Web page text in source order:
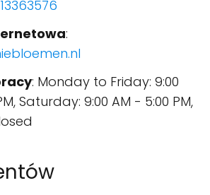
:
: Monday to Friday: 9:00
Saturday: 9:00 AM - 5:00 PM,